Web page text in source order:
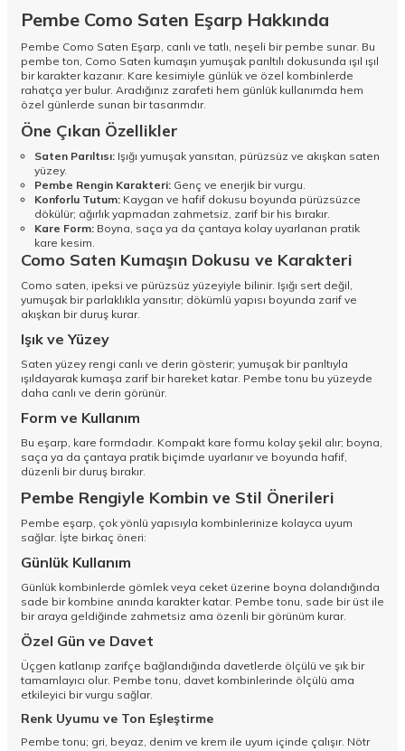
Pembe Como Saten Eşarp Hakkında
Pembe Como Saten Eşarp, canlı ve tatlı, neşeli bir pembe sunar. Bu
pembe ton, Como Saten kumaşın yumuşak parıltılı dokusunda ışıl ışıl
bir karakter kazanır. Kare kesimiyle günlük ve özel kombinlerde
rahatça yer bulur. Aradığınız zarafeti hem günlük kullanımda hem
özel günlerde sunan bir tasarımdır.
Öne Çıkan Özellikler
Saten Parıltısı: Işığı yumuşak yansıtan, pürüzsüz ve akışkan saten
yüzey.
Pembe Rengin Karakteri: Genç ve enerjik bir vurgu.
Konforlu Tutum: Kaygan ve hafif dokusu boyunda pürüzsüzce
dökülür; ağırlık yapmadan zahmetsiz, zarif bir his bırakır.
Kare Form: Boyna, saça ya da çantaya kolay uyarlanan pratik
kare kesim.
Como Saten Kumaşın Dokusu ve Karakteri
Como saten, ipeksi ve pürüzsüz yüzeyiyle bilinir. Işığı sert değil,
yumuşak bir parlaklıkla yansıtır; dökümlü yapısı boyunda zarif ve
akışkan bir duruş kurar.
Işık ve Yüzey
Saten yüzey rengi canlı ve derin gösterir; yumuşak bir parıltıyla
ışıldayarak kumaşa zarif bir hareket katar. Pembe tonu bu yüzeyde
daha canlı ve derin görünür.
Form ve Kullanım
Bu eşarp, kare formdadır. Kompakt kare formu kolay şekil alır; boyna,
saça ya da çantaya pratik biçimde uyarlanır ve boyunda hafif,
düzenli bir duruş bırakır.
Pembe Rengiyle Kombin ve Stil Önerileri
Pembe eşarp, çok yönlü yapısıyla kombinlerinize kolayca uyum
sağlar. İşte birkaç öneri:
Günlük Kullanım
Günlük kombinlerde gömlek veya ceket üzerine boyna dolandığında
sade bir kombine anında karakter katar. Pembe tonu, sade bir üst ile
bir araya geldiğinde zahmetsiz ama özenli bir görünüm kurar.
Özel Gün ve Davet
Üçgen katlanıp zarifçe bağlandığında davetlerde ölçülü ve şık bir
tamamlayıcı olur. Pembe tonu, davet kombinlerinde ölçülü ama
etkileyici bir vurgu sağlar.
Renk Uyumu ve Ton Eşleştirme
Pembe tonu; gri, beyaz, denim ve krem ile uyum içinde çalışır. Nötr